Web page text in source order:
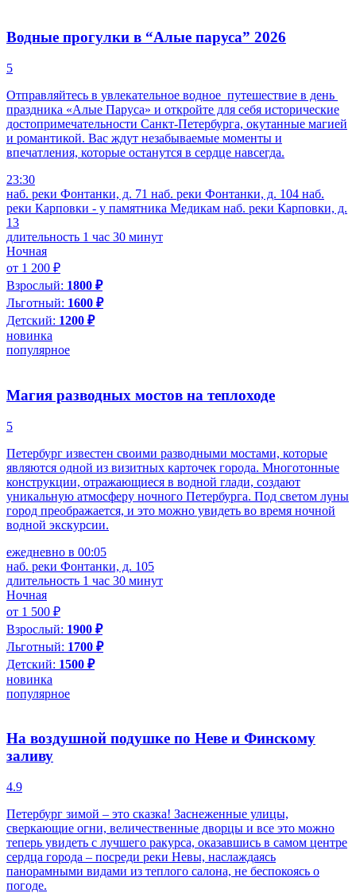
Водные прогулки в “Алые паруса” 2026
5
Отправляйтесь в увлекательное водное путешествие в день
праздника «Алые Паруса» и откройте для себя исторические
достопримечательности Санкт-Петербурга, окутанные магией
и романтикой. Вас ждут незабываемые моменты и
впечатления, которые останутся в сердце навсегда.
23:30
наб. реки Фонтанки, д. 71 наб. реки Фонтанки, д. 104 наб.
реки Карповки - у памятника Медикам наб. реки Карповки, д.
13
длительность 1 час 30 минут
Ночная
от 1 200 ₽
Взрослый: 1800 ₽
Льготный: 1600 ₽
Детский: 1200 ₽
новинка
популярное
Магия разводных мостов на теплоходе
5
Петербург известен своими разводными мостами, которые
являются одной из визитных карточек города. Многотонные
конструкции, отражающиеся в водной глади, создают
уникальную атмосферу ночного Петербурга. Под светом луны
город преображается, и это можно увидеть во время ночной
водной экскурсии.
ежедневно в 00:05
наб. реки Фонтанки, д. 105
длительность 1 час 30 минут
Ночная
от 1 500 ₽
Взрослый: 1900 ₽
Льготный: 1700 ₽
Детский: 1500 ₽
новинка
популярное
На воздушной подушке по Неве и Финскому
заливу
4.9
Петербург зимой – это сказка! Заснеженные улицы,
сверкающие огни, величественные дворцы и все это можно
теперь увидеть с лучшего ракурса, оказавшись в самом центре
сердца города – посреди реки Невы, наслаждаясь
панорамными видами из теплого салона, не беспокоясь о
погоде.